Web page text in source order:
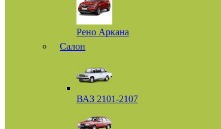
Рено Аркана
Салон
ВАЗ 2101-2107